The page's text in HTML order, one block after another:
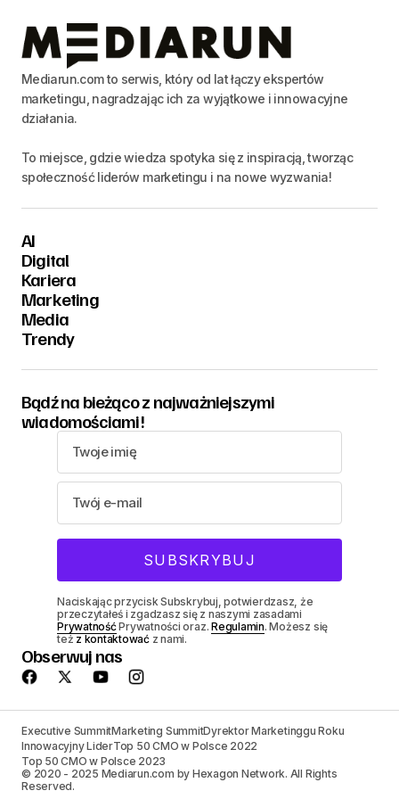
Mediarun.com to serwis, który od lat łączy ekspertów
marketingu, nagradzając ich za wyjątkowe i innowacyjne
działania.
To miejsce, gdzie wiedza spotyka się z inspiracją, tworząc
społeczność liderów marketingu i na nowe wyzwania!
AI
Digital
Kariera
Marketing
Media
Trendy
Bądź na bieżąco z najważniejszymi
wiadomościami!
Naciskając przycisk Subskrybuj, potwierdzasz, że
przeczytałeś i zgadzasz się z naszymi zasadami
PrywatnośćPrywatności oraz.Regulamin. Możesz się
też z kontaktowaćz nami.
Obserwuj nas
Executive SummitMarketing SummitDyrektor Marketinggu Roku
Innowacyjny LiderTop 50 CMO w Polsce 2022
Top 50 CMO w Polsce 2023
© 2020 - 2025 Mediarun.com by Hexagon Network. All Rights
Reserved.